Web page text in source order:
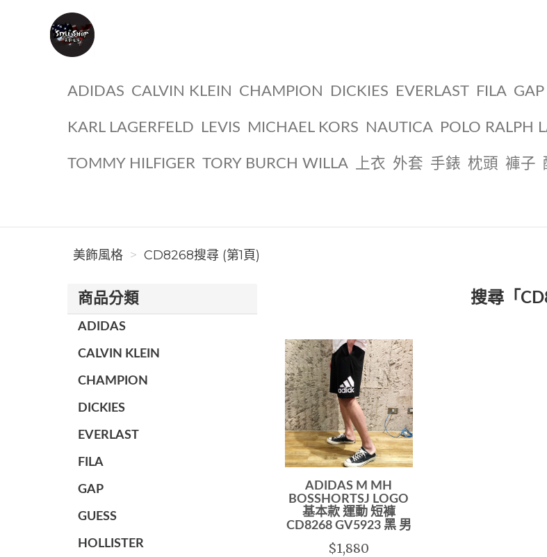
ADIDAS CALVIN KLEIN CHAMPION DICKIES EVERLAST FILA GAP
KARL LAGERFELD LEVIS MICHAEL KORS NAUTICA POLO RALPH
TOMMY HILFIGER TORY BURCH WILLA 上衣 外套 手錶 枕頭 褲子
美飾風格 CD8268搜尋 (第1頁)
商品分類
ADIDAS
CALVIN KLEIN
CHAMPION
DICKIES
EVERLAST
FILA
GAP
GUESS
HOLLISTER
搜尋「
ADIDAS M MH
BOSSHORTSJ LOGO
基本款 運動 短褲
CD8268 GV5923 黑 男
$1,880